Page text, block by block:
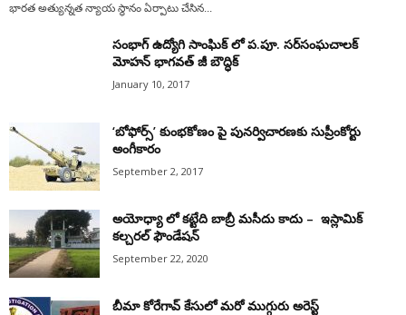
భారత అత్యున్నత న్యాయ స్థానం ఏర్పాటు చేసిన...
సంభాగ్‌ ఉద్యోగి సాంఘిక్‌ లో ప.పూ. సర్‌సంఘచాలక్‌
మోహన్ భాగవత్ జీ బౌద్ధిక్‌
January 10, 2017
‘బోఫోర్స్‌’ కుంభకోణం పై పునర్విచారణకు సుప్రీంకోర్టు
అంగీకారం
September 2, 2017
అయోధ్యా లో కట్టేది బాబ్రీ మసీదు కాదు – ఇస్లామిక్
కల్చరల్ ఫౌండేషన్
September 22, 2020
బీమా కోరేగావ్ కేసులో మరో ముగ్గురు అరెస్ట్